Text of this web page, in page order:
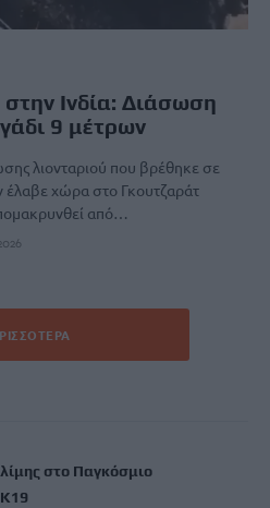
Ινδία: Διάσωση
9 μέτρων
λιονταριού που βρέθηκε σε
έλαβε χώρα στο Γκουτζαράτ
από…
στο Παγκόσμιο